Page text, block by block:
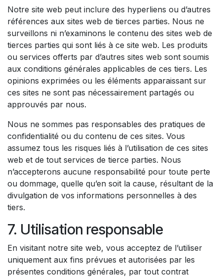
Notre site web peut inclure des hyperliens ou d’autres
références aux sites web de tierces parties. Nous ne
surveillons ni n’examinons le contenu des sites web de
tierces parties qui sont liés à ce site web. Les produits
ou services offerts par d’autres sites web sont soumis
aux conditions générales applicables de ces tiers. Les
opinions exprimées ou les éléments apparaissant sur
ces sites ne sont pas nécessairement partagés ou
approuvés par nous.
Nous ne sommes pas responsables des pratiques de
confidentialité ou du contenu de ces sites. Vous
assumez tous les risques liés à l’utilisation de ces sites
web et de tout services de tierce parties. Nous
n’accepterons aucune responsabilité pour toute perte
ou dommage, quelle qu’en soit la cause, résultant de la
divulgation de vos informations personnelles à des
tiers.
7. Utilisation responsable
En visitant notre site web, vous acceptez de l’utiliser
uniquement aux fins prévues et autorisées par les
présentes conditions générales, par tout contrat